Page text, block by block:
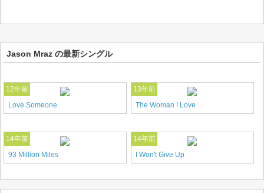
Jason Mraz の最新シングル
12年前
Love Someone
13年前
The Woman I Love
14年前
93 Million Miles
14年前
I Won't Give Up